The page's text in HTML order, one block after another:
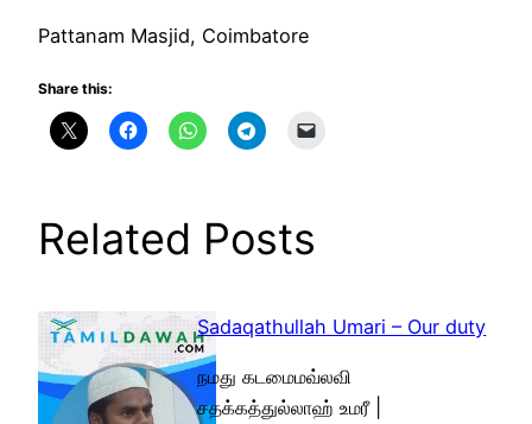
Pattanam Masjid, Coimbatore
Share this:
Related Posts
Sadaqathullah Umari – Our duty
நமது கடமைமவ்லவி
சதக்கத்துல்லாஹ் உமரீ |